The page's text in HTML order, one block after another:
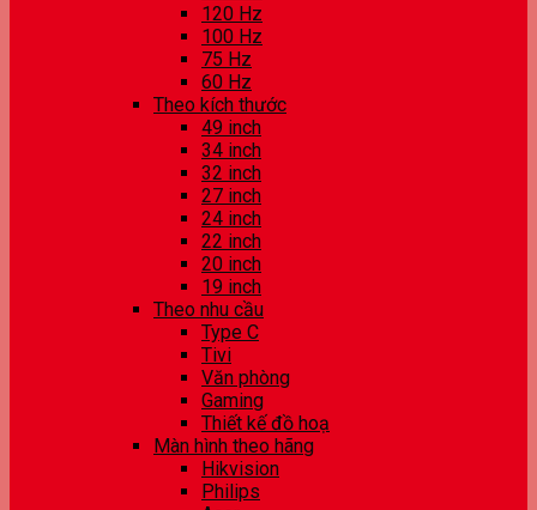
120 Hz
100 Hz
75 Hz
60 Hz
Theo kích thước
49 inch
34 inch
32 inch
27 inch
24 inch
22 inch
20 inch
19 inch
Theo nhu cầu
Type C
Tivi
Văn phòng
Gaming
Thiết kế đồ hoạ
Màn hình theo hãng
Hikvision
Philips